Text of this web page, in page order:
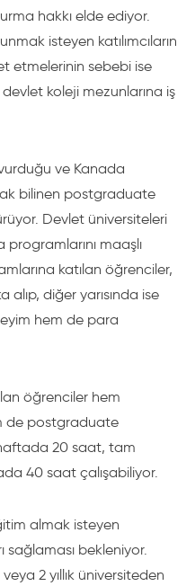
hakkı elde ediyor.
isteyen katılımcıların
etmelerinin sebebi ise
koleji mezunlarına iş
ve Kanada
bilinen postgraduate
Devlet üniversiteleri
maaşlı
katılan öğrenciler,
alıp, diğer yarısında ise
hem de para
öğrenciler hem
de postgraduate
20 saat, tam
40 saat çalışabiliyor.
almak isteyen
sağlaması bekleniyor.
2 yıllık üniversiteden